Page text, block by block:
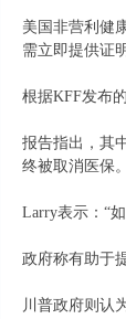
美国非营利健
需立即提供证
根据KFF发布
报告指出，其
终被取消医保。
Larry表示：“
政府称有助于
川普政府则认